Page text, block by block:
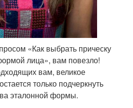
«Как выбрать прическу
лица», вам повезло!
вам, великое
только подчеркнуть
эталонной формы.